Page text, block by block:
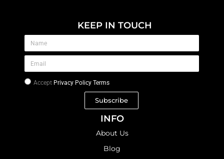
KEEP IN TOUCH
Accept Privacy Policy Terms
Subscribe
INFO
About Us
Blog